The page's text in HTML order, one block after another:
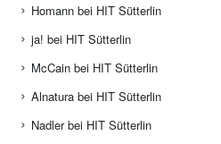
Homann bei HIT Sütterlin
ja! bei HIT Sütterlin
McCain bei HIT Sütterlin
Alnatura bei HIT Sütterlin
Nadler bei HIT Sütterlin